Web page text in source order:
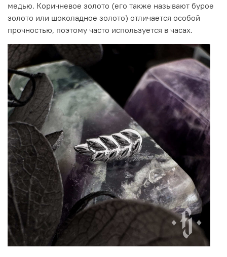
медью. Коричневое золото (его также называют бурое
золото или шоколадное золото) отличается особой
прочностью, поэтому часто используется в часах.